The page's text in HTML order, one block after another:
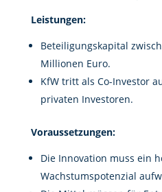
Leistungen:
Beteiligungskapital
Millionen Euro.
KfW tritt als Co-Investor
privaten Investoren.
Voraussetzungen:
Die Innovation muss ein
Wachstumspotenzial